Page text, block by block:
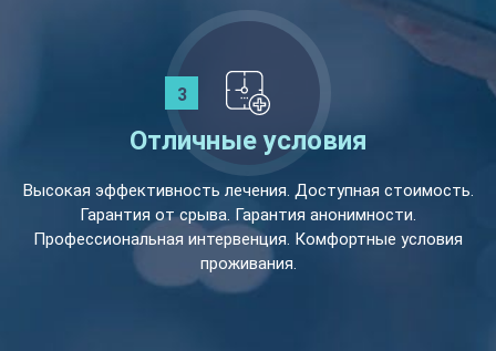
Отличные условия
Высокая эффективность лечения. Доступная стоимость.
Гарантия от срыва. Гарантия анонимности.
Профессиональная интервенция. Комфортные условия
проживания.